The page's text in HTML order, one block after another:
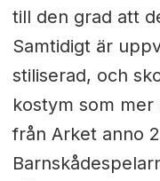
till den grad att
Samtidigt är
stiliserad, och
kostym som
från Arket anno